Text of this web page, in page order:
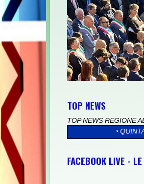
TOP NEWS
TOP NEWS REGIONE
>>
QUINTA EDIZIONE DEL PREMIO
FACEBOOK LIVE -